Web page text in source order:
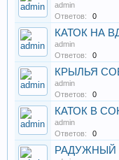
admin
Ответов:
0
КАТОК НА
admin
Ответов:
0
КРЫЛЬЯ
admin
Ответов:
0
КАТОК В
admin
Ответов:
0
РАДУЖНЫЙ